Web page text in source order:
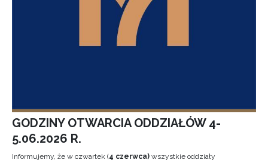
GODZINY OTWARCIA ODDZIAŁÓW 4-
5.06.2026 R.
Informujemy, że w czwartek (4 czerwca) wszystkie oddziały